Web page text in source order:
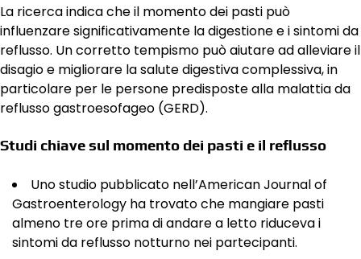
La ricerca indica che il momento dei pasti può
influenzare significativamente la digestione e i sintomi da
reflusso. Un corretto tempismo può aiutare ad alleviare il
disagio e migliorare la salute digestiva complessiva, in
particolare per le persone predisposte alla malattia da
reflusso gastroesofageo (GERD).
Studi chiave sul momento dei pasti e il reflusso
Uno studio pubblicato nell’American Journal of
Gastroenterology ha trovato che mangiare pasti
almeno tre ore prima di andare a letto riduceva i
sintomi da reflusso notturno nei partecipanti.